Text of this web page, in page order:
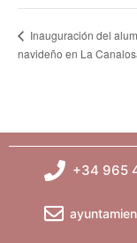
Inauguración del
navideño en La
+34 965